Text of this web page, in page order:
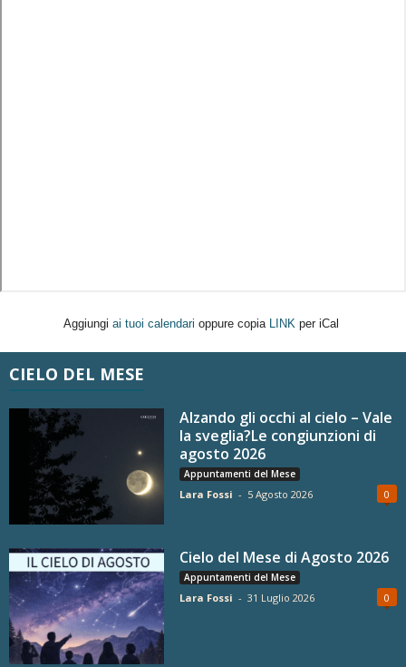
Aggiungi ai tuoi calendari oppure copia LINK per iCal
CIELO DEL MESE
Alzando gli occhi al cielo – Vale
la sveglia?Le congiunzioni di
agosto 2026
Appuntamenti del Mese
Lara Fossi - 5 Agosto 2026 0
Cielo del Mese di Agosto 2026
Appuntamenti del Mese
Lara Fossi - 31 Luglio 2026 0